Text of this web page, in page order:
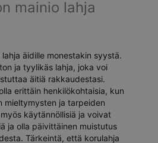
mainio lahja
lahja äidille monestakin syystä.
ja tyylikäs lahja, joka voi
äitiä rakkaudestasi.
erittäin henkilökohtaisia, kun
mieltymysten ja tarpeiden
käytännöllisiä ja voivat
ja olla päivittäinen muistutus
Tärkeintä, että korulahja